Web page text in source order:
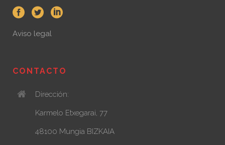
Aviso legal
CONTACTO
Dirección:
Karmelo Etxegarai, 77
48100 Mungia BIZKAIA